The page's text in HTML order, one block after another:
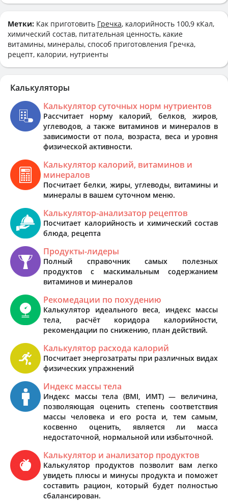
Метки: Как приготовить Гречка, калорийность 100,9 кКал,
химический состав, питательная ценность, какие
витамины, минералы, способ приготовления Гречка,
рецепт, калории, нутриенты
Калькуляторы
Калькулятор суточных норм нутриентов
Рассчитает норму калорий, белков, жиров,
углеводов, а также витаминов и минералов в
зависимости от пола, возраста, веса и уровня
физической активности.
Калькулятор калорий, витаминов и
минералов
Посчитает белки, жиры, углеводы, витамины и
минералы в вашем суточном меню.
Калькулятор-анализатор рецептов
Посчитает калорийность и химический состав
блюда, рецепта
Продукты-лидеры
Полный справочник самых полезных
продуктов с маскимальным содержанием
витаминов и минералов
Рекомедации по похудению
Калькулятор идеального веса, индекс массы
тела, расчёт коридора калорийности,
рекомендации по снижению, план действий.
Калькулятор расхода калорий
Посчитает энергозатраты при различных видах
физических упражнений
Индекс массы тела
Индекс массы тела (BMI, ИМТ) — величина,
позволяющая оценить степень соответствия
массы человека и его роста и, тем самым,
косвенно оценить, является ли масса
недостаточной, нормальной или избыточной.
Калькулятор и анализатор продуктов
Калькулятор продуктов позволит вам легко
увидеть плюсы и минусы продукта и поможет
составить рацион, который будет полностью
сбалансирован.